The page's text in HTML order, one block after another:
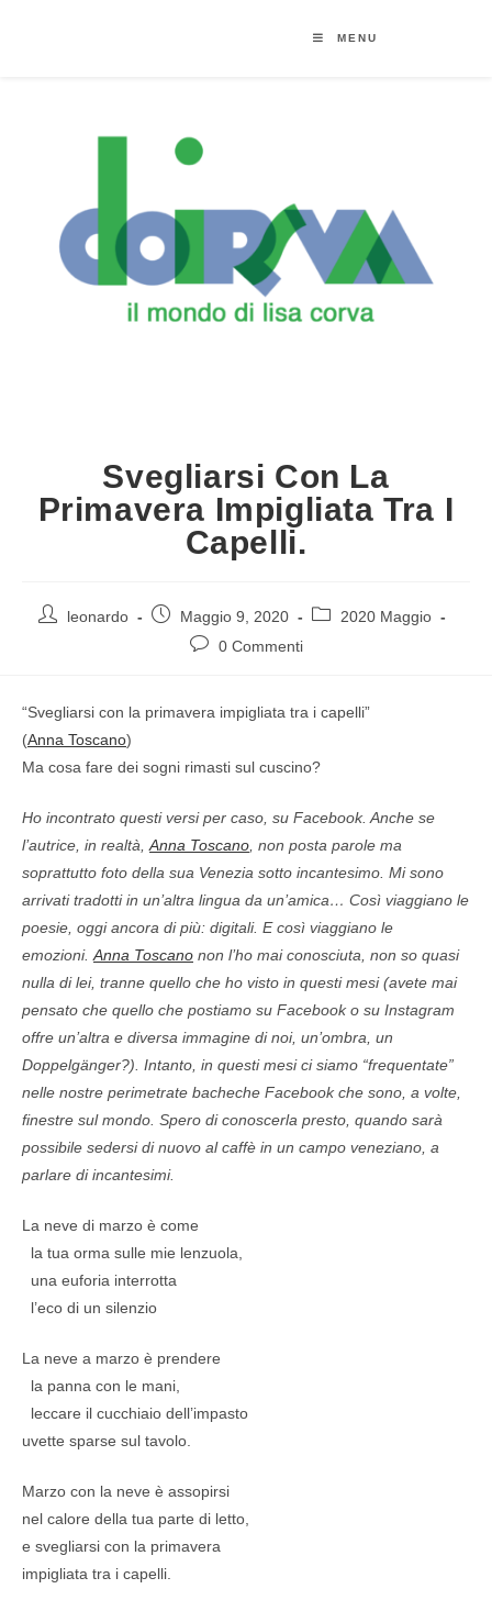
MENU
Svegliarsi Con La
Primavera Impigliata Tra I
Capelli.
leonardo Maggio 9, 2020
2020 Maggio
0 Commenti
“Svegliarsi con la primavera impigliata tra i capelli”
(Anna Toscano)
Ma cosa fare dei sogni rimasti sul cuscino?
Ho incontrato questi versi per caso, su Facebook. Anche se
l’autrice, in realtà,Anna Toscano, non posta parole ma
soprattutto foto della sua Venezia sotto incantesimo. Mi sono
arrivati tradotti in un’altra lingua da un’amica… Così viaggiano le
poesie, oggi ancora di più: digitali. E così viaggiano le
emozioni.Anna Toscano non l’ho mai conosciuta, non so quasi
nulla di lei, tranne quello che ho visto in questi mesi (avete mai
pensato che quello che postiamo su Facebook o su Instagram
offre un’altra e diversa immagine di noi, un’ombra, un
Doppelgänger?). Intanto, in questi mesi ci siamo “frequentate”
nelle nostre perimetrate bacheche Facebook che sono, a volte,
finestre sul mondo. Spero di conoscerla presto, quando sarà
possibile sedersi di nuovo al caffè in un campo veneziano, a
parlare di incantesimi.
La neve di marzo è come
la tua orma sulle mie lenzuola,
una euforia interrotta
l’eco di un silenzio
La neve a marzo è prendere
la panna con le mani,
leccare il cucchiaio dell’impasto
uvette sparse sul tavolo.
Marzo con la neve è assopirsi
nel calore della tua parte di letto,
e svegliarsi con la primavera
impigliata tra i capelli.